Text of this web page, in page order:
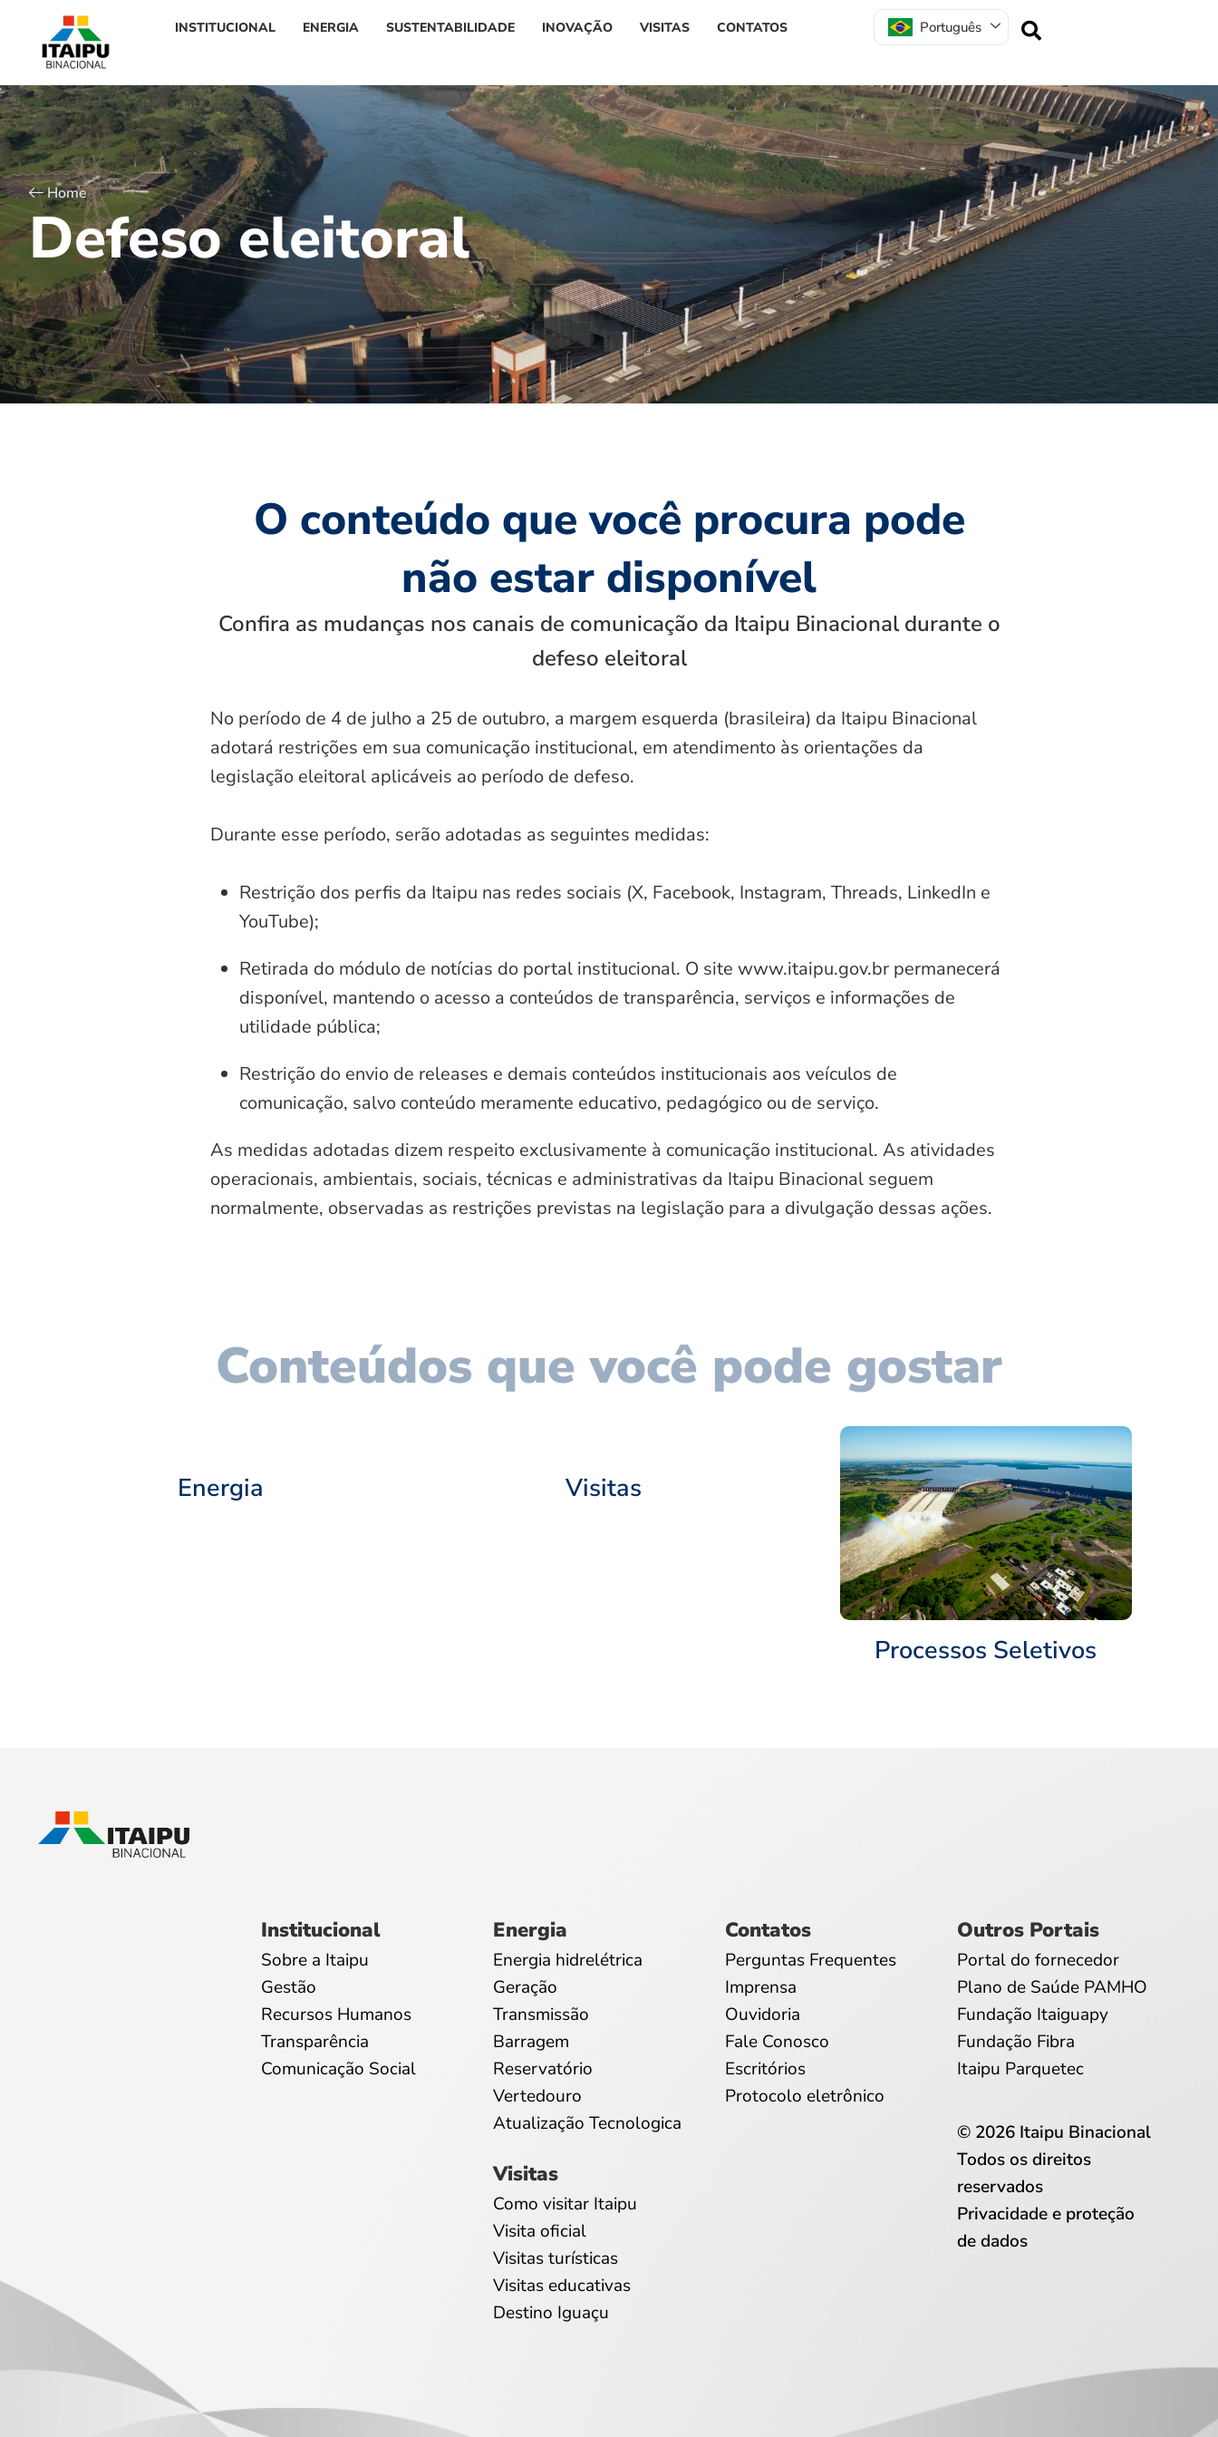
INSTITUCIONAL ENERGIA SUSTENTABILIDADE INOVAÇÃO VISITAS CONTATOS Português
Home
Defeso eleitoral
O conteúdo que você procura pode
não estar disponível
Confira as mudanças nos canais de comunicação da Itaipu Binacional durante o
defeso eleitoral
No período de 4 de julho a 25 de outubro, a margem esquerda (brasileira) da Itaipu Binacional
adotará restrições em sua comunicação institucional, em atendimento às orientações da
legislação eleitoral aplicáveis ao período de defeso.
Durante esse período, serão adotadas as seguintes medidas:
Restrição dos perfis da Itaipu nas redes sociais (X, Facebook, Instagram, Threads, LinkedIn e
YouTube);
Retirada do módulo de notícias do portal institucional. O site www.itaipu.gov.br permanecerá
disponível, mantendo o acesso a conteúdos de transparência, serviços e informações de
utilidade pública;
Restrição do envio de releases e demais conteúdos institucionais aos veículos de
comunicação, salvo conteúdo meramente educativo, pedagógico ou de serviço.
As medidas adotadas dizem respeito exclusivamente à comunicação institucional. As atividades
operacionais, ambientais, sociais, técnicas e administrativas da Itaipu Binacional seguem
normalmente, observadas as restrições previstas na legislação para a divulgação dessas ações.
Conteúdos que você pode gostar
Energia Visitas
Processos Seletivos
Institucional
Sobre a Itaipu
Gestão
Recursos Humanos
Transparência
Comunicação Social
Energia
Energia hidrelétrica
Geração
Transmissão
Barragem
Reservatório
Vertedouro
Atualização Tecnologica
Visitas
Como visitar Itaipu
Visita oficial
Visitas turísticas
Visitas educativas
Destino Iguaçu
Contatos
Perguntas Frequentes
Imprensa
Ouvidoria
Fale Conosco
Escritórios
Protocolo eletrônico
Outros Portais
Portal do fornecedor
Plano de Saúde PAMHO
Fundação Itaiguapy
Fundação Fibra
Itaipu Parquetec
© 2026 Itaipu Binacional
Todos os direitos
reservados
Privacidade e proteção
de dados